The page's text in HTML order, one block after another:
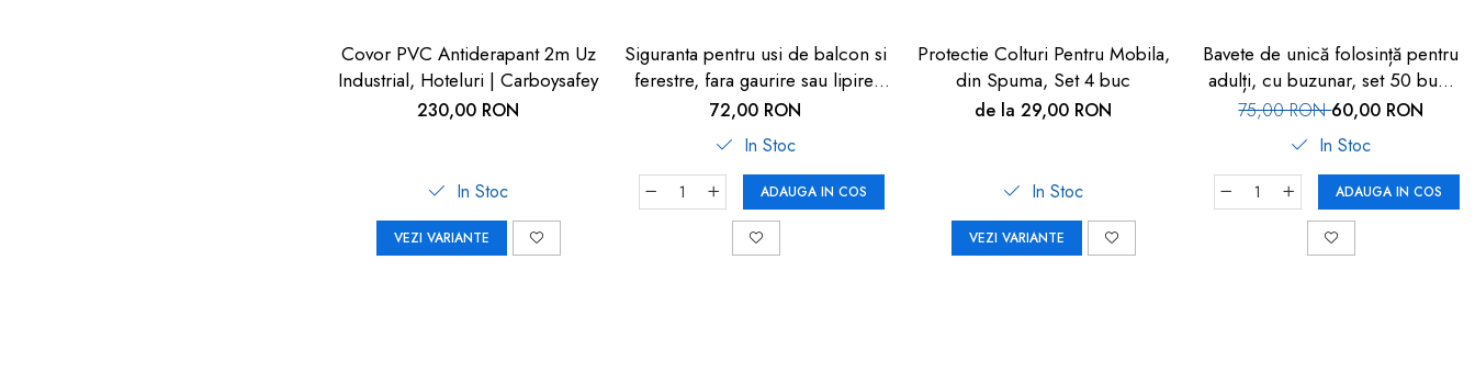
Covor PVC Antiderapant 2m Uz
Industrial, Hoteluri | Carboysafey
230,00 RON
In Stoc
VEZI VARIANTE
Siguranta pentru usi de balcon si
ferestre, fara gaurire sau lipire,
gri antracit, Reer WinLock 70021
72,00 RON
In Stoc
ADAUGA IN COS
Protectie Colturi Pentru Mobila,
din Spuma, Set 4 buc
de la 29,00 RON
In Stoc
VEZI VARIANTE
Bavete de unică folosință pentru
adulți, cu buzunar, set 50 buc,
FM-108
75,00 RON60,00 RON
In Stoc
ADAUGA IN COS